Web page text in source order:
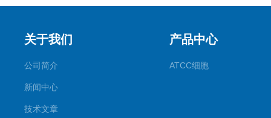
关于我们
公司简介
新闻中心
技术文章
产品中心
ATCC细胞